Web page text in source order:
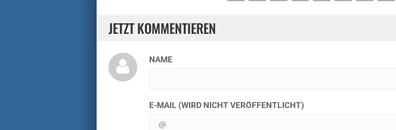
JETZT KOMMENTIEREN
NAME
E-MAIL (WIRD NICHT VERÖFFENTLICHT)